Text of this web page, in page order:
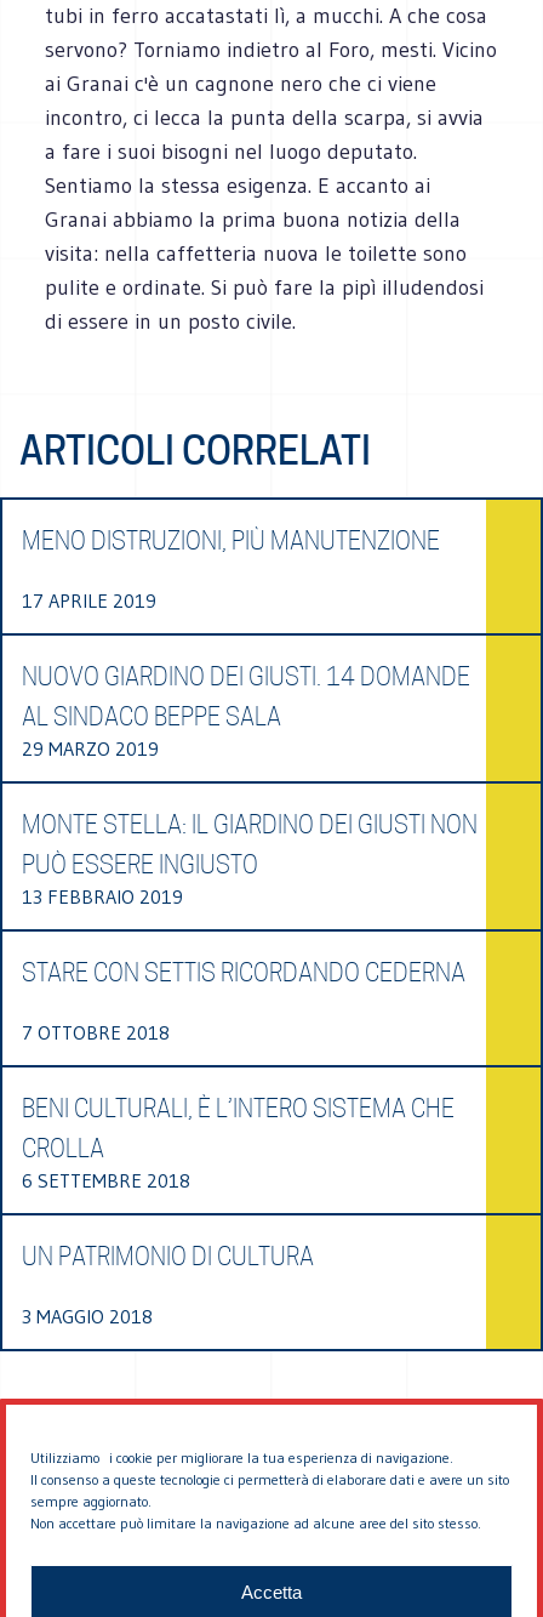
Utilizziamo i cookie per migliorare la tua esperienza di navigazione.
Il consenso a queste tecnologie ci permetterà di elaborare dati e avere un sito
sempre aggiornato.
Non accettare può limitare la navigazione ad alcune aree del sito stesso.
Accetta
tubi in ferro accatastati lì, a mucchi. A che cosa
servono? Torniamo indietro al Foro, mesti. Vicino
ai Granai c'è un cagnone nero che ci viene
incontro, ci lecca la punta della scarpa, si avvia
a fare i suoi bisogni nel luogo deputato.
Sentiamo la stessa esigenza. E accanto ai
Granai abbiamo la prima buona notizia della
visita: nella caffetteria nuova le toilette sono
pulite e ordinate. Si può fare la pipì illudendosi
di essere in un posto civile.
ARTICOLI CORRELATI
MENO DISTRUZIONI, PIÙ MANUTENZIONE
17 APRILE 2019
NUOVO GIARDINO DEI GIUSTI. 14 DOMANDE
AL SINDACO BEPPE SALA
29 MARZO 2019
MONTE STELLA: IL GIARDINO DEI GIUSTI NON
PUÒ ESSERE INGIUSTO
13 FEBBRAIO 2019
STARE CON SETTIS RICORDANDO CEDERNA
7 OTTOBRE 2018
BENI CULTURALI, È L’INTERO SISTEMA CHE
CROLLA
6 SETTEMBRE 2018
UN PATRIMONIO DI CULTURA
3 MAGGIO 2018
© 2026 EDDYBURG